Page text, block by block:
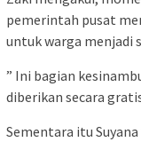
pemerintah pusat
untuk warga menjadi
” Ini bagian
diberikan secara
Sementara itu